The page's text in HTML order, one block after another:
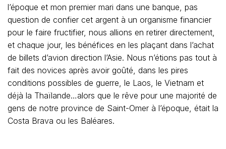
l’époque et mon premier mari dans une banque, pas
question de confier cet argent à un organisme financier
pour le faire fructifier, nous allions en retirer directement,
et chaque jour, les bénéfices en les plaçant dans l’achat
de billets d’avion direction l’Asie. Nous n’étions pas tout à
fait des novices après avoir goûté, dans les pires
conditions possibles de guerre, le Laos, le Vietnam et
déjà la Thaïlande…alors que le rêve pour une majorité de
gens de notre province de Saint-Omer à l’époque, était la
Costa Brava ou les Baléares.